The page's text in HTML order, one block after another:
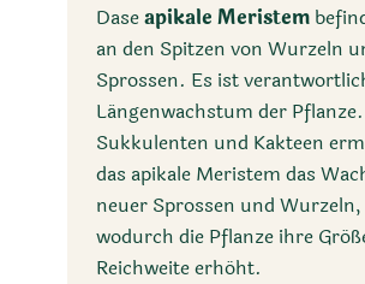
Daseapikale Meristem
an den Spitzen von Wurzeln
Sprossen. Es ist
Längenwachstum der
Sukkulenten und Kakteen
das apikale Meristem das
neuer Sprossen und Wurzeln,
wodurch die Pflanze ihre
Reichweite erhöht.